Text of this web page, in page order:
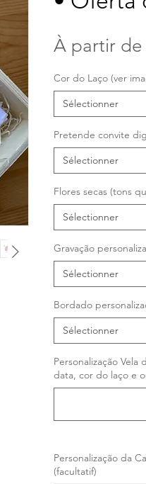
À partir de
Cor do Laço (ver
Sélectionner
Pretende convite
Sélectionner
Flores secas (tons
Sélectionner
Gravação
Sélectionner
Bordado
Sélectionner
Personalização Vela
data, cor do laço e
Personalização da
(facultatif)